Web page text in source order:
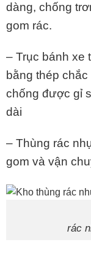
dàng, chống
gom rác.
– Trục bánh xe
bằng thép
chống được gỉ
dài
– Thùng rác
gom và vận
rác